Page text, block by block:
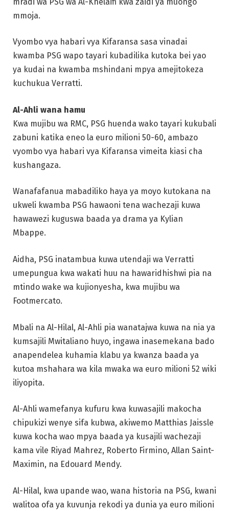
mmoja.
Vyombo vya habari vya Kifaransa sasa vinadai
kwamba PSG wapo tayari kubadilika kutoka bei yao
ya kudai na kwamba mshindani mpya amejitokeza
kuchukua Verratti.
Al-Ahli wana hamu
Kwa mujibu wa RMC, PSG huenda wako tayari kukubali
zabuni katika eneo la euro milioni 50-60, ambazo
vyombo vya habari vya Kifaransa vimeita kiasi cha
kushangaza.
Wanafafanua mabadiliko haya ya moyo kutokana na
ukweli kwamba PSG hawaoni tena wachezaji kuwa
hawawezi kuguswa baada ya drama ya Kylian
Mbappe.
Aidha, PSG inatambua kuwa utendaji wa Verratti
umepungua kwa wakati huu na hawaridhishwi pia na
mtindo wake wa kujionyesha, kwa mujibu wa
Footmercato.
Mbali na Al-Hilal, Al-Ahli pia wanatajwa kuwa na nia ya
kumsajili Mwitaliano huyo, ingawa inasemekana bado
anapendelea kuhamia klabu ya kwanza baada ya
kutoa mshahara wa kila mwaka wa euro milioni 52 wiki
iliyopita.
Al-Ahli wamefanya kufuru kwa kuwasajili makocha
chipukizi wenye sifa kubwa, akiwemo Matthias Jaissle
kuwa kocha wao mpya baada ya kusajili wachezaji
kama vile Riyad Mahrez, Roberto Firmino, Allan Saint-
Maximin, na Edouard Mendy.
Al-Hilal, kwa upande wao, wana historia na PSG, kwani
walitoa ofa ya kuvunja rekodi ya dunia ya euro milioni